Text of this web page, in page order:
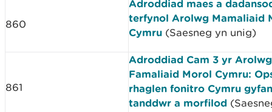
860
Adroddiad maes a
terfynol Arolwg Mamaliaid
Cymru (Saesneg yn unig)
861
Adroddiad Cam 3 yr
Famaliaid Morol Cymru:
rhaglen fonitro Cymru
tanddwr a morfilod